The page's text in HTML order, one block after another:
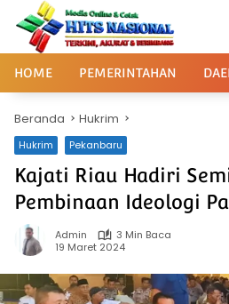
Langsung
konten
HOME PEMERINTAHAN
Beranda Hukrim
Hukrim Pekanbaru
Kajati Riau Hadiri
Pembinaan Ideologi
Admin
3 Min Baca
19 Maret 2024